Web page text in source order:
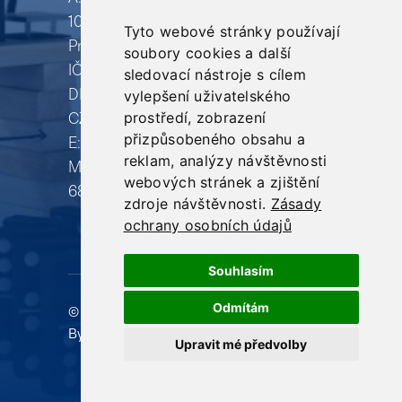
Tyto webové stránky používají
soubory cookies a další
sledovací nástroje s cílem
vylepšení uživatelského
prostředí, zobrazení
přizpůsobeného obsahu a
reklam, analýzy návštěvnosti
webových stránek a zjištění
zdroje návštěvnosti. Zásady
ochrany osobních údajů
Souhlasím
Odmítám
Upravit mé předvolby
1044/23 –
Praha 1 – 110 00
IČ: 067 96 010
DIČ:
CZ06796010
E: info@produkujeme.cz
M: +420 732 80
68 98
Školení
Volební
kampaně
Reference
© 2012 - 2026 •
PRodukujeme S.r.o. • Powered
By